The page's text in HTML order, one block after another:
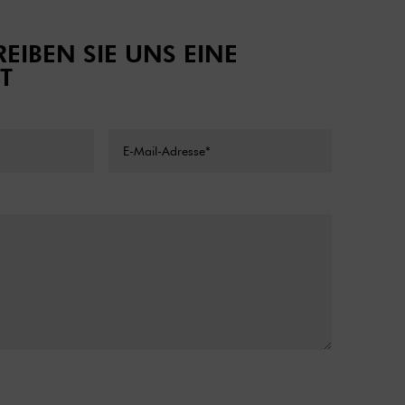
SIE UNS EINE